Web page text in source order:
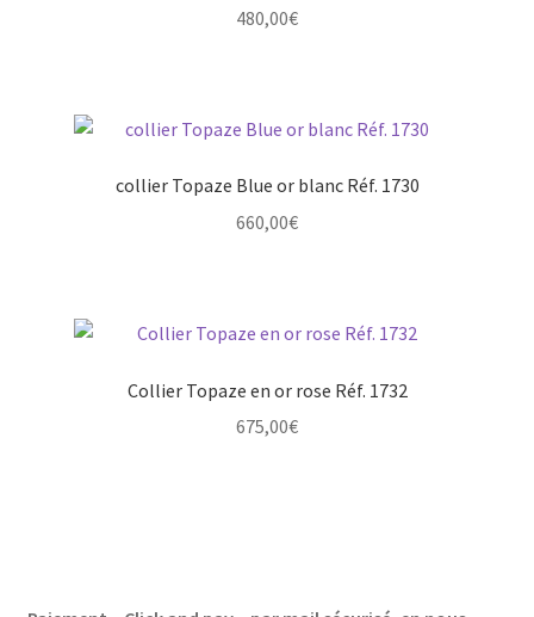
480,00€
collier Topaze Blue or blanc Réf. 1730
660,00€
Collier Topaze en or rose Réf. 1732
675,00€